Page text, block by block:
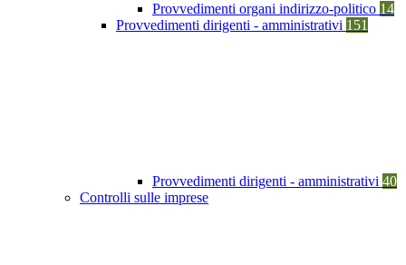
Provvedimenti organi indirizzo-politico 14
Provvedimenti dirigenti - amministrativi 151
Provvedimenti dirigenti - amministrativi 40
Controlli sulle imprese